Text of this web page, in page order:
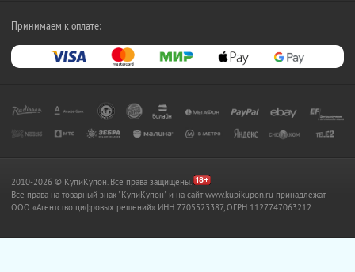
Принимаем к оплате:
2010-2026 © КупиКупон. Все права защищены.
Все права на товарный знак "КупиКупон" и на сайт www.kupikupon.ru принадлежат
OOO «Агентство цифровых решений» ИНН 7705523387, ОГРН 1127747063212